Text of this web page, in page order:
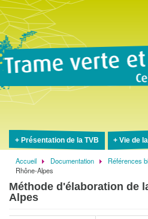
Présentation de la TVB Vie de
Fil
d'Ariane
Accueil Documentation Références
Rhône-Alpes
Méthode d'élaboration de
Alpes